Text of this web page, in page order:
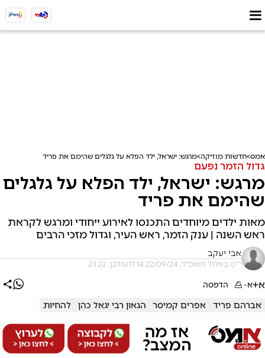
אמס חדשות מוזיקה מרגש: ישראל, ילד הפלא על גלגלים שהימם את פריד
גדול הזמר נפעם
מרגש: ישראל, ילד הפלא על גלגלים
שהימם את פריד
מאות ילדים מיוחדים התכנסו לאירוע ייחודי ומרגש לקראת
ראש השנה | ענק הזמר, ראש העיר, וגדול מזכי הרבים
אבי יעקב
י"ט באלול תשפ"ד, 22/09/24 11:14 עודכן: 23:22
א+א- הדפסה
אברהם פריד אפרים קמיסר הגאון רבי יגאל כהן להחיות